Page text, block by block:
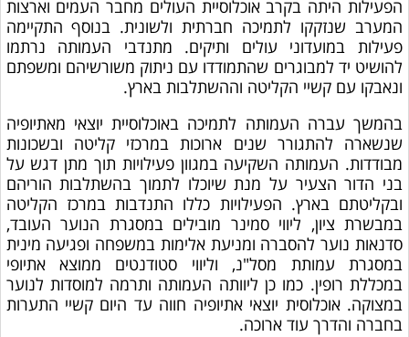
הפעילות היתה בקרב אוכלוסיית העולים מחבר העמים וארצות
המערב שנזקקו לתמיכה חברתית ולשונית. בנוסף התקיימה
פעילות במועדוני עולים ותיקים. מתנדבי העמותה נרתמו
להושיט יד למבוגרים שהתמודדו עם ניתוק משורשיהם ומשפתם
ונאבקו עם קשיי הקליטה וההשתלבות בארץ.
בהמשך עברה העמותה לתמיכה באוכלוסיית יוצאי מאתיופיה
שנשארה להתגורר שנים ארוכות במרכזי קליטה ובשכונות
מבודדות. העמותה השקיעה במגוון פעילויות תוך מתן דגש על
בני הדור הצעיר על מנת שיוכלו לתמוך בהשתלבות הוריהם
ובקליטתם בארץ. הפעילויות כללו התנדבות במרכז הקליטה
במבשרת ציון, ליווי סמינר מובילים במסגרת הנוער העובד,
סדנאות נוער להסברה ומניעת אלימות במשפחה ופגיעה מינית
במסגרת עמותת מסל"נ, וליווי סטודנטים ממוצא אתיופי
במכללת רופין. כמו כן ליוותה העמותה ותרמה למוסדות לנוער
במצוקה.אוכלוסית יוצאי אתיופיה חווה עד היום קשיי התערות
בחברה והדרך עוד ארוכה.